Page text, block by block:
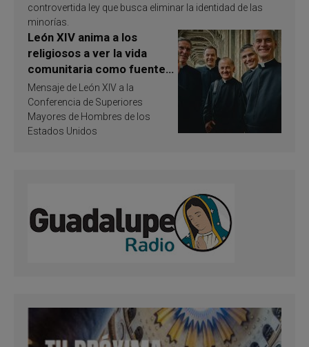
controvertida ley que busca eliminar la identidad de las
minorías.
León XIV anima a los
religiosos a ver la vida
comunitaria como fuente
de inspiración y
santificación
Mensaje de León XIV a la
Conferencia de Superiores
Mayores de Hombres de los
Estados Unidos